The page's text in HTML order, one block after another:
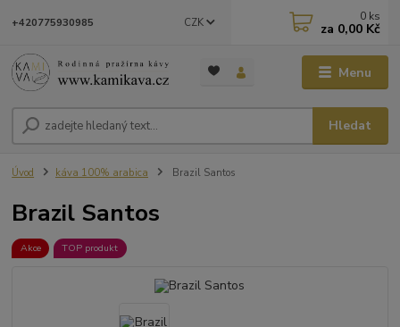
Menu
CZK
Hledat
+420775930985 0 ks
za 0,00 Kč
Úvod káva 100% arabica Brazil Santos
Brazil Santos
Akce TOP produkt